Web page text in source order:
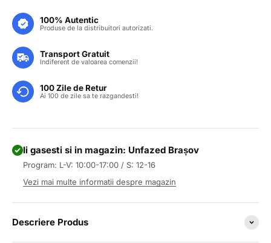
100% Autentic
Produse de la distribuitori autorizati.
Transport Gratuit
Indiferent de valoarea comenzii!
100 Zile de Retur
Ai 100 de zile sa te razgandesti!
Ii gasesti si in magazin: Unfazed Brașov
Program: L-V: 10:00-17:00 / S: 12-16
Vezi mai multe informatii despre magazin
Descriere Produs